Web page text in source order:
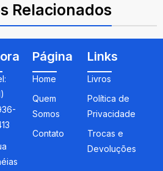
Relacionados
Página
Home
Quem
Somos
Contato
Links
Livros
Política de
Privacidade
Trocas e
Devoluções